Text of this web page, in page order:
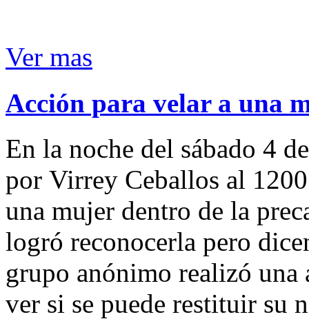
Ver mas
Acción para velar a una
En la noche del sábado 4
por Virrey Ceballos al
una mujer dentro de la
logró reconocerla pero
grupo anónimo realizó
ver si se puede restituir su